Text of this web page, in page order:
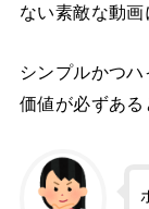
ない素敵な動画
シンプルかつ
価値が必ずある